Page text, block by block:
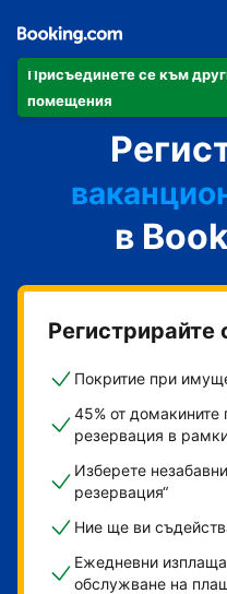
Присъединете се към
помещениясвоя
своята
своя
в
Регистрирайте
Покритие при
45% от домакините
резервация в
Изберете
резервация“
Ние ще ви
Ежедневни
обслужване на